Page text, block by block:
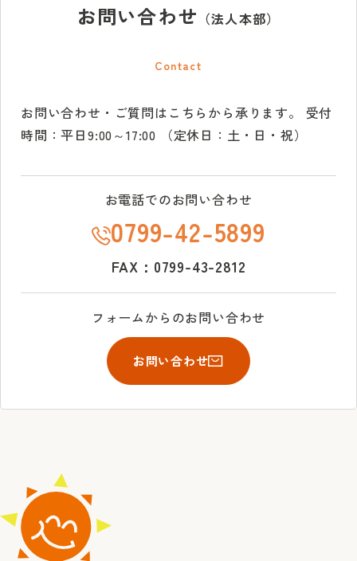
お問い合わせ （法人本部）
Contact
お問い合わせ・ご質問はこちらから承ります。
受付
時間：平日9:00～17:00 （定休日：土・日・祝）
お電話でのお問い合わせ
0799-42-5899
FAX：0799-43-2812
フォームからのお問い合わせ
お問い合わせ